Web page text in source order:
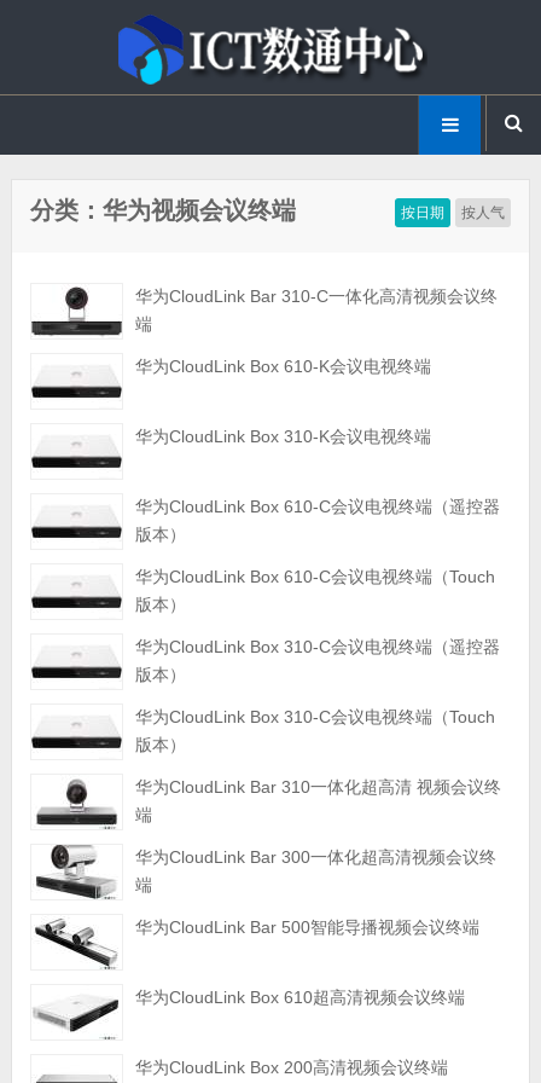
按日期 按人气
分类：华为视频会议终端
华为CloudLink Bar 310-C一体化高清视频会议终
端
华为CloudLink Box 610-K会议电视终端
华为CloudLink Box 310-K会议电视终端
华为CloudLink Box 610-C会议电视终端（遥控器
版本）
华为CloudLink Box 610-C会议电视终端（Touch
版本）
华为CloudLink Box 310-C会议电视终端（遥控器
版本）
华为CloudLink Box 310-C会议电视终端（Touch
版本）
华为CloudLink Bar 310一体化超高清 视频会议终
端
华为CloudLink Bar 300一体化超高清视频会议终
端
华为CloudLink Bar 500智能导播视频会议终端
华为CloudLink Box 610超高清视频会议终端
华为CloudLink Box 200高清视频会议终端